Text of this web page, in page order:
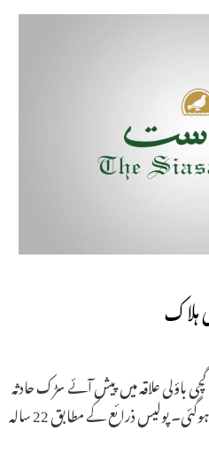
ہلاک
نیوز) گچی باؤلی علاقہ میں پیش آئے سڑک حادثہ
میں ایک لڑکی ہلاک اور دوسری زخمی ہوگئی۔ پولیس ذرائع کے مطابق 22 سالہ